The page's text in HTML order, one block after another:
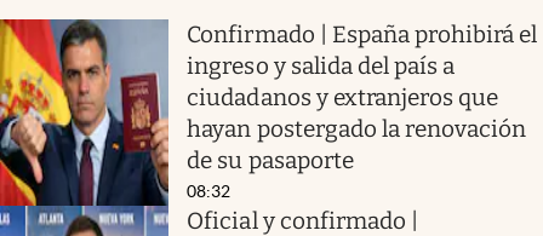
Confirmado | España prohibirá el
ingreso y salida del país a
ciudadanos y extranjeros que
hayan postergado la renovación
de su pasaporte
08:32
Oficial y confirmado |